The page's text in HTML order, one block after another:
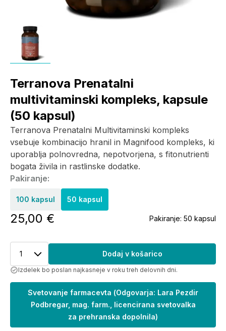
Terranova Prenatalni
multivitaminski kompleks, kapsule
(50 kapsul)
Terranova Prenatalni Multivitaminski kompleks
vsebuje kombinacijo hranil in Magnifood kompleks, ki
uporablja polnovredna, nepotvorjena, s fitonutrienti
bogata živila in rastlinske dodatke.
Pakiranje:
100 kapsul 50 kapsul
25,00 € Pakiranje: 50 kapsul
1 Dodaj v košarico
Izdelek bo poslan najkasneje v roku treh delovnih dni.
Svetovanje farmacevta (Odgovarja: Lara Pezdir
Podbregar, mag. farm., licencirana svetovalka
za prehranska dopolnila)